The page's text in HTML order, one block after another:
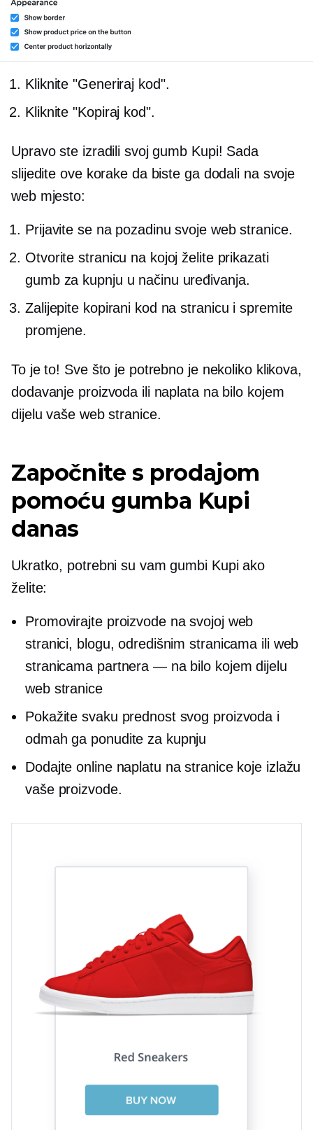
Kliknite "Generiraj kod".
Kliknite "Kopiraj kod".
Upravo ste izradili svoj gumb Kupi! Sada
slijedite ove korake da biste ga dodali na svoje
web mjesto:
Prijavite se na pozadinu svoje web stranice.
Otvorite stranicu na kojoj želite prikazati
gumb za kupnju u načinu uređivanja.
Zalijepite kopirani kod na stranicu i spremite
promjene.
To je to! Sve što je potrebno je nekoliko klikova,
dodavanje proizvoda ili naplata na bilo kojem
dijelu vaše web stranice.
Započnite s prodajom
pomoću gumba Kupi
danas
Ukratko, potrebni su vam gumbi Kupi ako
želite:
Promovirajte proizvode na svojoj web
stranici, blogu, odredišnim stranicama ili web
stranicama partnera — na bilo kojem dijelu
web stranice
Pokažite svaku prednost svog proizvoda i
odmah ga ponudite za kupnju
Dodajte online naplatu na stranice koje izlažu
vaše proizvode.